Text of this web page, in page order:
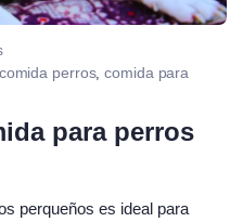
perros,comida para
para perros
perqueños es ideal para